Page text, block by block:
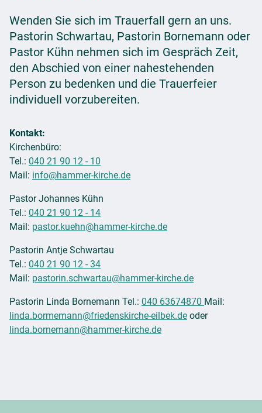
Wenden Sie sich im Trauerfall gern an uns.
Pastorin Schwartau, Pastorin Bornemann oder
Pastor Kühn nehmen sich im Gespräch Zeit,
den Abschied von einer nahestehenden
Person zu bedenken und die Trauerfeier
individuell vorzubereiten.
Kontakt:
Kirchenbüro:
Tel.: 040 21 90 12 - 10
Mail: info@hammer-kirche.de
Pastor Johannes Kühn
Tel.: 040 21 90 12 - 14
Mail: pastor.kuehn@hammer-kirche.de
Pastorin Antje Schwartau
Tel.: 040 21 90 12 - 34
Mail: pastorin.schwartau@hammer-kirche.de
Pastorin Linda Bornemann Tel.: 040 63674870 Mail:
linda.bormemann@friedenskirche-eilbek.de oder
linda.bornemann@hammer-kirche.de